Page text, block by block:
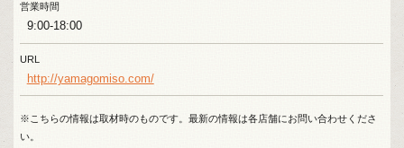
営業時間
9:00-18:00
URL
http://yamagomiso.com/
※こちらの情報は取材時のものです。最新の情報は各店舗にお問い合わせくださ
い。